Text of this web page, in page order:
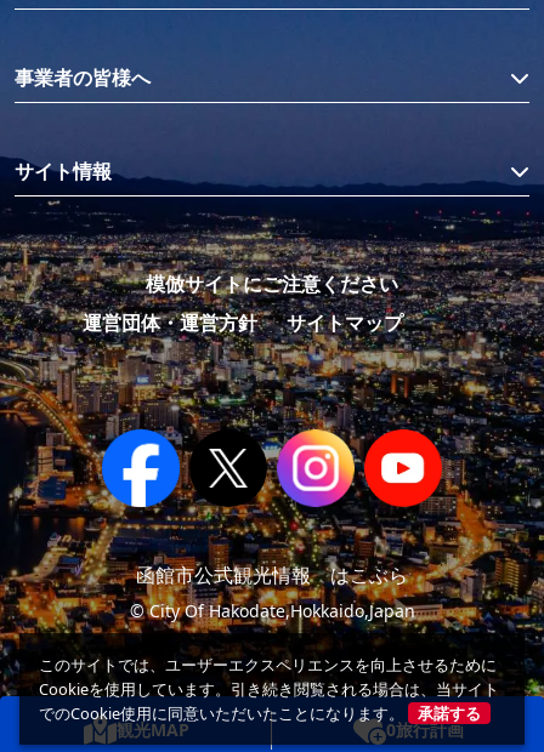
観光MAP 0旅行計画
事業者の皆様へ
サイト情報
模倣サイトにご注意ください
運営団体・運営方針
サイトマップ
函館市公式観光情報 はこぶら
© City Of Hakodate,Hokkaido,Japan
このサイトでは、ユーザーエクスペリエンスを向上させるために
Cookieを使用しています。引き続き閲覧される場合は、当サイト
でのCookie使用に同意いただいたことになります。
承諾する